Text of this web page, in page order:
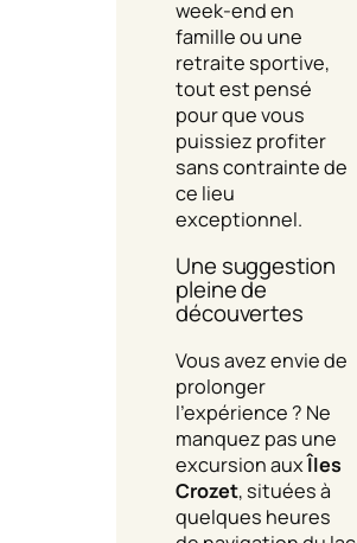
week-end en
famille ou une
retraite sportive,
tout est pensé
pour que vous
puissiez profiter
sans contrainte de
ce lieu
exceptionnel.
Une suggestion
pleine de
découvertes
Vous avez envie de
prolonger
l’expérience ? Ne
manquez pas une
excursion auxÎles
Crozet, situées à
quelques heures